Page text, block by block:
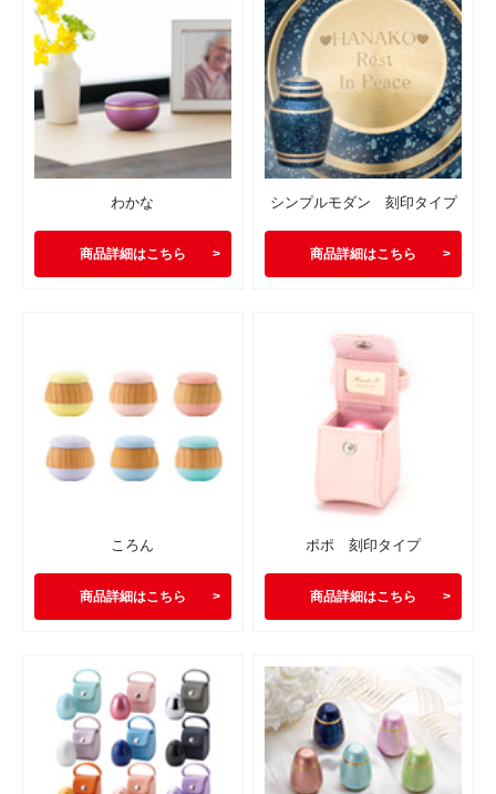
わかな
商品詳細はこちら
シンプルモダン 刻印タイプ
商品詳細はこちら
ころん
商品詳細はこちら
ポポ 刻印タイプ
商品詳細はこちら